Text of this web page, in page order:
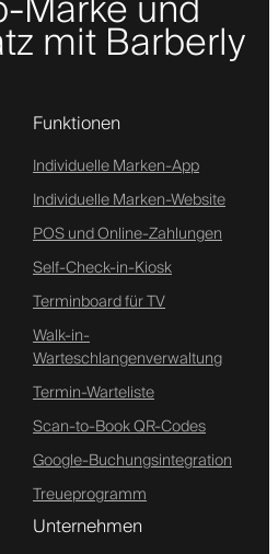
mit Barberly
Funktionen
Individuelle Marken-App
Individuelle Marken-Website
POS und Online-Zahlungen
Self-Check-in-Kiosk
Terminboard für TV
Walk-in-
Warteschlangenverwaltung
Termin-Warteliste
Scan-to-Book QR-Codes
Google-Buchungsintegration
Treueprogramm
Unternehmen